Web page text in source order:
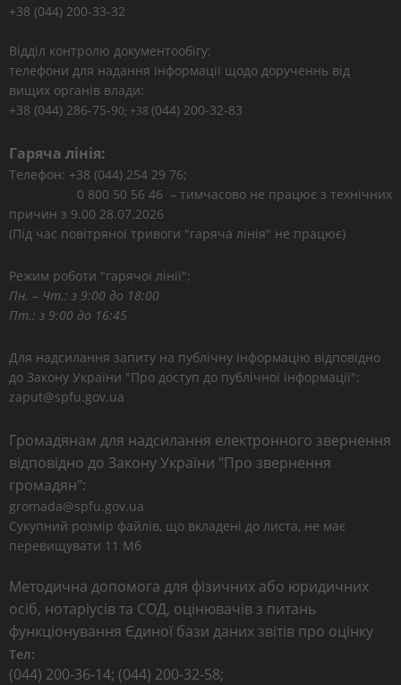
+38 (044) 200-33-32
Відділ контролю документообігу:
телефони для надання інформації щодо дорученнь від
вищих органів влади:
+38 (044) 286-75-90; +38 (044) 200-32-83
Гаряча лінія:
Телефон: +38 (044) 254 29 76;
0 800 50 56 46 – тимчасово не працює з технічних
причин з 9.00 28.07.2026
(Під час повітряної тривоги "гаряча лінія" не працює)
Режим роботи "гарячої лінії":
Пн. – Чт.: з 9:00 до 18:00
Пт.: з 9:00 до 16:45
Для надсилання запиту на публічну інформацію відповідно
до Закону України "Про доступ до публічної інформації":
zaput@spfu.gov.ua
Громадянам для надсилання електронного звернення
відповідно до Закону України "Про звернення
громадян":
gromada@spfu.gov.ua
Сукупний розмір файлів, що вкладені до листа, не має
перевищувати 11 Мб
Методична допомога для фізичних або юридичних
осіб, нотаріусів та СОД, оцінювачів з питань
функціонування Єдиної бази даних звітів про оцінку
Тел:
(044) 200-36-14; (044) 200-32-58;